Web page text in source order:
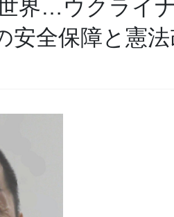
界…ウクライ
全保障と憲法